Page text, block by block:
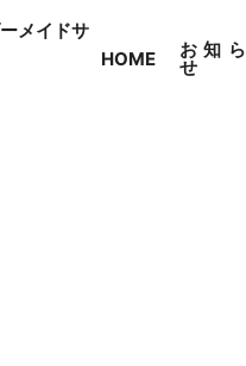
メイドサ
HOME お知ら
せ